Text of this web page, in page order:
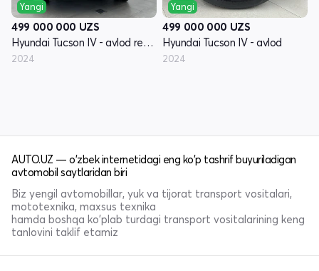
Yangi
499 000 000 UZS
Hyundai Tucson IV - avlod restyling
2024
Yangi
499 000 000 UZS
Hyundai Tucson IV - avlod
2024
AUTO.UZ — o'zbek internetidagi eng ko'p tashrif buyuriladigan
avtomobil saytlaridan biri
Biz yengil avtomobillar, yuk va tijorat transport vositalari,
mototexnika, maxsus texnika
hamda boshqa ko'plab turdagi transport vositalarining keng
tanlovini taklif etamiz